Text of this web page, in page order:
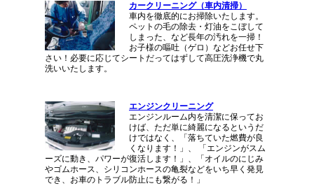
カークリーニング（車内清掃）
車内を徹底的にお掃除いたします。
ペットの毛の除去・灯油をこぼして
しまった、など長年の汚れを一掃！
お子様の嘔吐（ゲロ）などお任せ下
さい！必要に応じてシートだってはずして高圧洗浄機で丸
洗いいたします。
エンジンクリーニング
エンジンルーム内を清潔に保ってお
けば、ただ単に綺麗になるというだ
けではなく、「落ちていた燃費が良
くなります！」、 「エンジンがスム
ーズに動き、パワーが復活します！」、「オイルのにじみ
やゴムホース、シリコンホースの亀裂などをいち早く発見
でき、お車のトラブル防止にも繋がる！」